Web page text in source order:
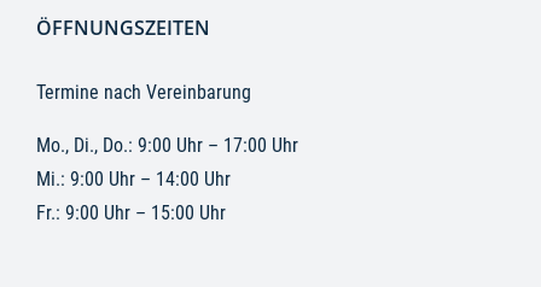
ÖFFNUNGSZEITEN
Termine nach Vereinbarung
Mo., Di., Do.: 9:00 Uhr – 17:00 Uhr
Mi.: 9:00 Uhr – 14:00 Uhr
Fr.: 9:00 Uhr – 15:00 Uhr